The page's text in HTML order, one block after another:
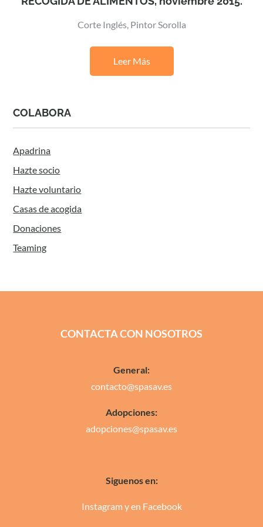
Corte Inglés, Pintor Sorolla
Leer Más
COLABORA
Apadrina
Hazte socio
Hazte voluntario
Casas de acogida
Donaciones
Teaming
CONTACTA CON NOSOTROS
General:
contacto@spasav.es
Adopciones:
adopciones@spasav.es
Siguenos en:
Instagramy en Facebook